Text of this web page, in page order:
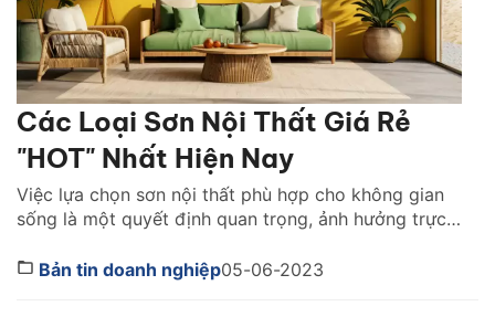
Các Loại Sơn Nội Thất Giá Rẻ
"HOT" Nhất Hiện Nay
Việc lựa chọn sơn nội thất phù hợp cho không gian
sống là một quyết định quan trọng, ảnh hưởng trực
nhiên, với nhiều gia đình, ngân sách cho việc sơn nhà
Bản tin doanh nghiệp05-06-2023